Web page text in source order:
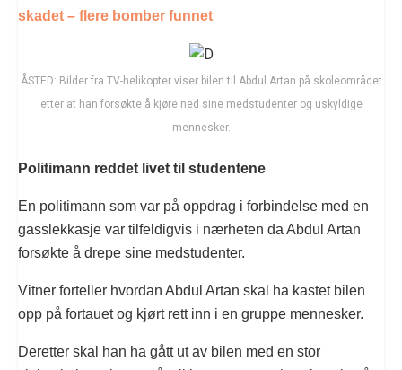
skadet – flere bomber funnet
ÅSTED: Bilder fra TV-helikopter viser bilen til Abdul Artan på skoleområdet
etter at han forsøkte å kjøre ned sine medstudenter og uskyldige
mennesker.
Politimann reddet livet til studentene
En politimann som var på oppdrag i forbindelse med en
gasslekkasje var tilfeldigvis i nærheten da Abdul Artan
forsøkte å drepe sine medstudenter.
Vitner forteller hvordan Abdul Artan skal ha kastet bilen
opp på fortauet og kjørt rett inn i en gruppe mennesker.
Deretter skal han ha gått ut av bilen med en stor